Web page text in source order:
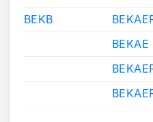
BEKB